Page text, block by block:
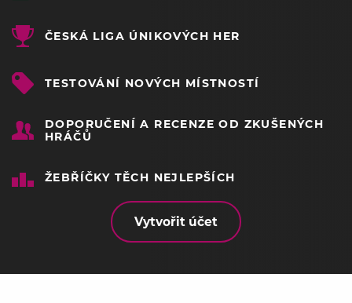
ČESKÁ LIGA ÚNIKOVÝCH HER
TESTOVÁNÍ NOVÝCH MÍSTNOSTÍ
DOPORUČENÍ A RECENZE OD ZKUŠENÝCH
HRÁČŮ
ŽEBŘÍČKY TĚCH NEJLEPŠÍCH
Vytvořit účet